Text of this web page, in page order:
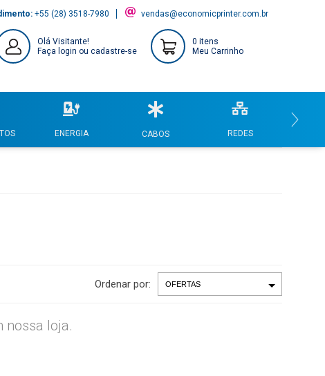
+55 (28) 3518-7980 vendas@economicprinter.com.br
Olá Visitante!
Faça login ou cadastre-se
0 itens
Meu Carrinho
ENERGIA CABOS REDES
Ordenar por:
nossa loja.